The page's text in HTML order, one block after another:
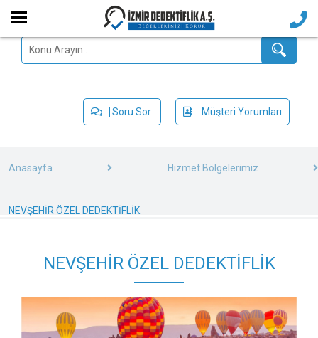
Soru Sor Müşteri Yorumları
Anasayfa Hizmet Bölgelerimiz
NEVŞEHİR ÖZEL DEDEKTİFLİK
NEVŞEHİR ÖZEL DEDEKTİFLİK